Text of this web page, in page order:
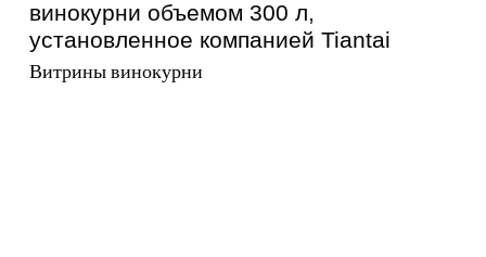
винокурни объемом 300 л,
установленное компанией Tiantai
Витрины винокурни